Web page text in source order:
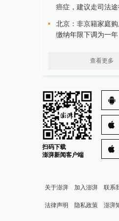
癌症，建议走司法途
北京：非京籍家庭
缴纳年限下调为一年
查看更多
扫码下载
澎湃新闻客户端
关于澎湃 加入澎湃 联系
法律声明 隐私政策 澎湃